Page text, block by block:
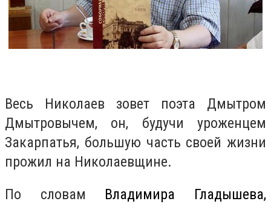
Весь Николаев зовет поэта Дмытром
Дмытровычем, он, будучи уроженцем
Закарпатья, большую часть своей жизни
прожил на Николаевщине.
По словам Владимира Гладышева,